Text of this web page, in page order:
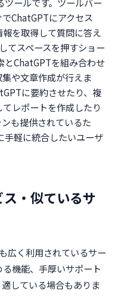
ChatGPTにアクセス
を取得して質問に答え
てスペースを押すショー
とChatGPTを組み合わせ
や文章作成が行えま
に要約させたり、複
レポートを作成したり
も提供されているた
手軽に統合したいユーザ
・似ているサ
広く利用されているサー
機能、手厚いサポート
している場合もありま